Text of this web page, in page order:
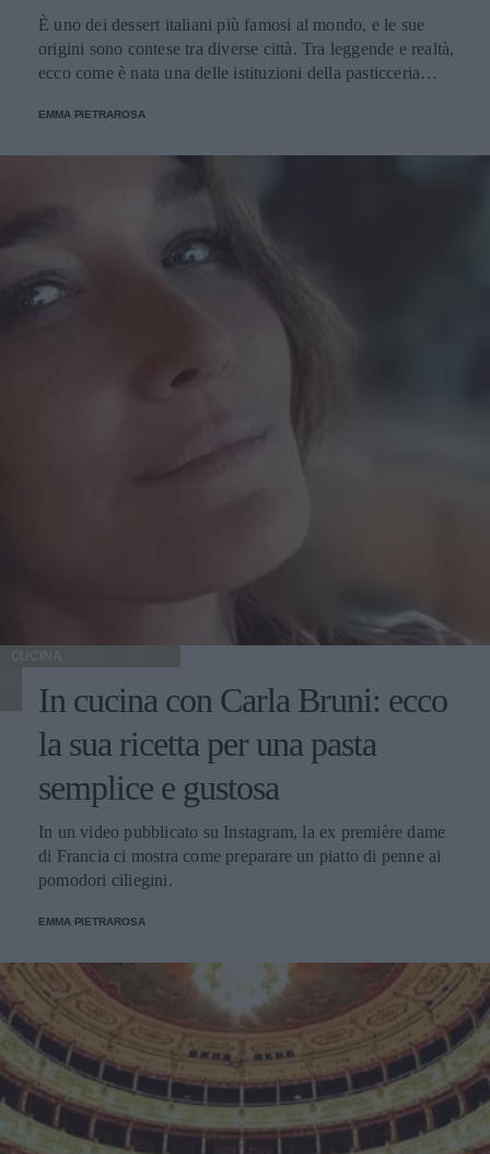
È uno dei dessert italiani più famosi al mondo, e le sue
origini sono contese tra diverse città. Tra leggende e realtà,
ecco come è nata una delle istituzioni della pasticceria
EMMA PIETRAROSA
CUCINA
In cucina con Carla Bruni: ecco
la sua ricetta per una pasta
semplice e gustosa
In un video pubblicato su Instagram, la ex première dame
di Francia ci mostra come preparare un piatto di penne ai
pomodori ciliegini.
EMMA PIETRAROSA